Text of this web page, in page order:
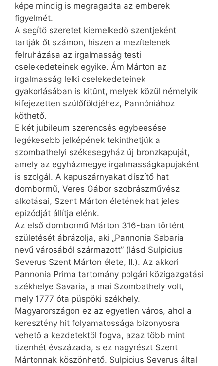
képe mindig is megragadta az emberek
figyelmét.
A segítő szeretet kiemelkedő szentjeként
tartják őt számon, hiszen a mezítelenek
felruházása az irgalmasság testi
cselekedeteinek egyike. Ám Márton az
irgalmasság lelki cselekedeteinek
gyakorlásában is kitűnt, melyek közül némelyik
kifejezetten szülőföldjéhez, Pannóniához
köthető.
E két jubileum szerencsés egybeesése
legékesebb jelképének tekinthetjük a
szombathelyi székesegyház új bronzkapuját,
amely az egyházmegye irgalmasságkapujaként
is szolgál. A kapuszárnyakat díszítő hat
dombormű, Veres Gábor szobrászművész
alkotásai, Szent Márton életének hat jeles
epizódját állítja elénk.
Az első dombormű Márton 316-ban történt
születését ábrázolja, aki „Pannonia Sabaria
nevű városából szár­ma­zott” (lásd Sulpicius
Severus Szent Márton élete, II.). Az akkori
Pannonia Prima tartomány polgári közigazgatási
székhelye Savaria, a mai Szombathely volt,
mely 1777 óta püspöki székhely.
Magyarországon ez az egyetlen város, ahol a
keresztény hit folyamatossága bizonyosra
vehető a kezdetektől fogva, azaz több mint
tizenhét évszázada, s ez nagyrészt Szent
Mártonnak köszönhető. Sulpicius Severus által